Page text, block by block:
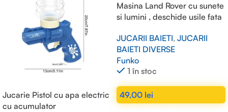
Jucarie Pistol cu apa electric
cu acumulator
Masina Land Rover cu sunete
si lumini , deschide usile fata
JUCARII BAIETI, JUCARII
BAIETI DIVERSE
Funko
1 în stoc
49,00 lei